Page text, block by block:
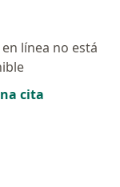
línea no está
cita